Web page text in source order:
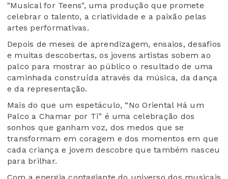
"Musical for Teens", uma produção que promete
celebrar o talento, a criatividade e a paixão pelas
artes performativas.
Depois de meses de aprendizagem, ensaios, desafios
e muitas descobertas, os jovens artistas sobem ao
palco para mostrar ao público o resultado de uma
caminhada construída através da música, da dança
e da representação.
Mais do que um espetáculo, “No Oriental Há um
Palco a Chamar por Ti” é uma celebração dos
sonhos que ganham voz, dos medos que se
transformam em coragem e dos momentos em que
cada criança e jovem descobre que também nasceu
para brilhar.